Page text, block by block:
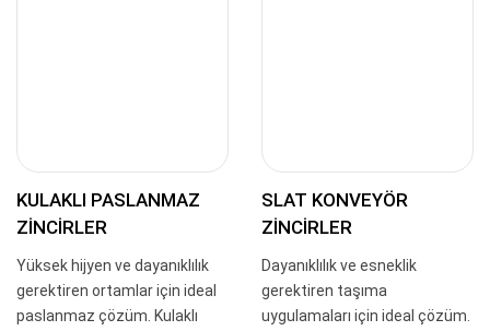
KULAKLI PASLANMAZ
ZINCIRLER
Yüksek hijyen ve dayanıklılık
gerektiren ortamlar için ideal
paslanmaz çözüm. Kulaklı
SLAT KONVEYÖR
ZINCIRLER
Dayanıklılık ve esneklik
gerektiren taşıma
uygulamaları için ideal çözüm.